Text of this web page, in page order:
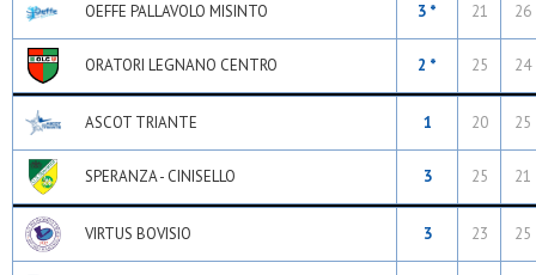
OEFFE PALLAVOLO MISINTO 3 * 21 26
ORATORI LEGNANO CENTRO 2 * 25 24
ASCOT TRIANTE 1 20 25
SPERANZA - CINISELLO 3 25 21
VIRTUS BOVISIO 3 23 25